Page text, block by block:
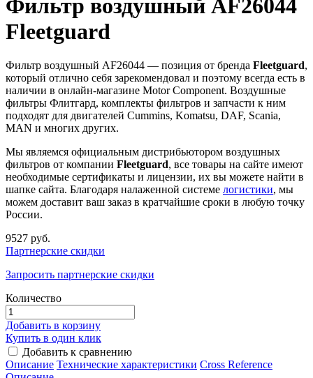
Фильтр воздушный AF26044
Fleetguard
Фильтр воздушный AF26044 — позиция от бренда Fleetguard,
который отлично себя зарекомендовал и поэтому всегда есть в
наличии в онлайн-магазине Motor Component. Воздушные
фильтры Флитгард, комплекты фильтров и запчасти к ним
подходят для двигателей Cummins, Komatsu, DAF, Scania,
MAN и многих других.
Мы являемся официальным дистрибьютором воздушных
фильтров от компании Fleetguard, все товары на сайте имеют
необходимые сертификаты и лицензии, их вы можете найти в
шапке сайта. Благодаря налаженной системе логистики, мы
можем доставит ваш заказ в кратчайшие сроки в любую точку
России.
9527 руб.
Партнерские скидки
Запросить партнерские скидки
Количество
Добавить в корзину
Купить в один клик
Добавить к сравнению
Описание Технические характеристики Сross Reference